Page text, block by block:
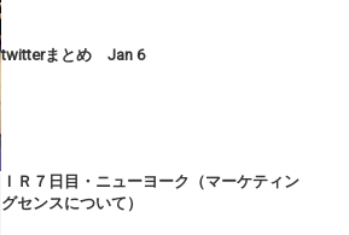
twitterまとめ Jan 6
ＩＲ７日目・ニューヨーク（マーケティン
グセンスについて）